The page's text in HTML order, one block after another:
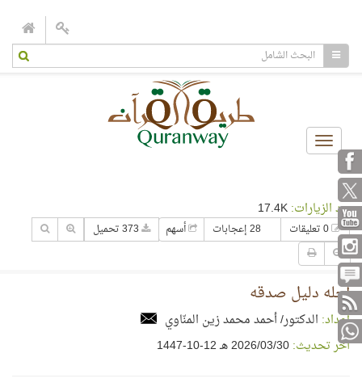
Toggle
navigation
عدد الزيارات:
28 إعجابات أسهم
أجله دليل صدقه
إعداد: الدكتور/ أحمد محمد زين المنّاوي
آخر تحديث:30‏/03‏/2026 هـ 12-10-1447